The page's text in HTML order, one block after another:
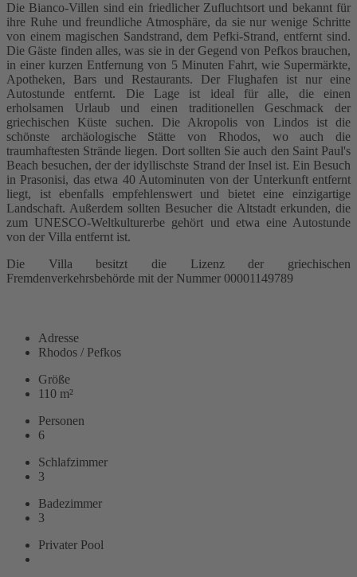
Die Bianco-Villen sind ein friedlicher Zufluchtsort und bekannt für
ihre Ruhe und freundliche Atmosphäre, da sie nur wenige Schritte
von einem magischen Sandstrand, dem Pefki-Strand, entfernt sind.
Die Gäste finden alles, was sie in der Gegend von Pefkos brauchen,
in einer kurzen Entfernung von 5 Minuten Fahrt, wie Supermärkte,
Apotheken, Bars und Restaurants. Der Flughafen ist nur eine
Autostunde entfernt. Die Lage ist ideal für alle, die einen
erholsamen Urlaub und einen traditionellen Geschmack der
griechischen Küste suchen. Die Akropolis von Lindos ist die
schönste archäologische Stätte von Rhodos, wo auch die
traumhaftesten Strände liegen. Dort sollten Sie auch den Saint Paul's
Beach besuchen, der der idyllischste Strand der Insel ist. Ein Besuch
in Prasonisi, das etwa 40 Autominuten von der Unterkunft entfernt
liegt, ist ebenfalls empfehlenswert und bietet eine einzigartige
Landschaft. Außerdem sollten Besucher die Altstadt erkunden, die
zum UNESCO-Weltkulturerbe gehört und etwa eine Autostunde
von der Villa entfernt ist.
Die Villa besitzt die Lizenz der griechischen
Fremdenverkehrsbehörde mit der Nummer 00001149789
Adresse
Rhodos / Pefkos
Größe
110 m²
Personen
6
Schlafzimmer
3
Badezimmer
3
Privater Pool